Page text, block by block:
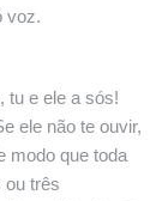
voz.
tu e ele a sós!
ele não te ouvir,
modo que toda
ou três